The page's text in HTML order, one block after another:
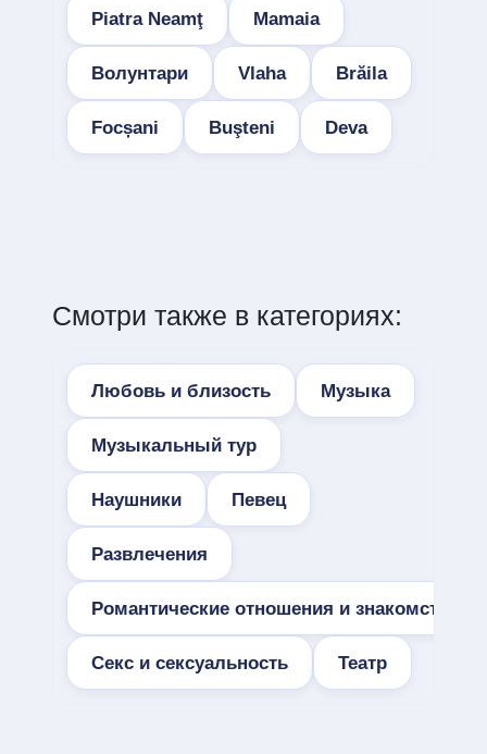
Piatra Neamţ Mamaia
Волунтари Vlaha Brăila
Focșani Buşteni Deva
Смотри также в категориях:
Любовь и близость Музыка
Музыкальный тур
Наушники Певец
Развлечения
Романтические отношения и знакомства
Секс и сексуальность Театр